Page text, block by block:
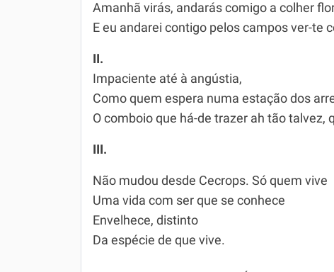
Amanhã virás, andarás comigo a colher
E eu andarei contigo pelos campos ver-te
II.
Impaciente até à angústia,
Como quem espera numa estação dos
O comboio que há-de trazer ah tão talvez,
III.
Não mudou desde Cecrops. Só quem vive
Uma vida com ser que se conhece
Envelhece, distinto
Da espécie de que vive.